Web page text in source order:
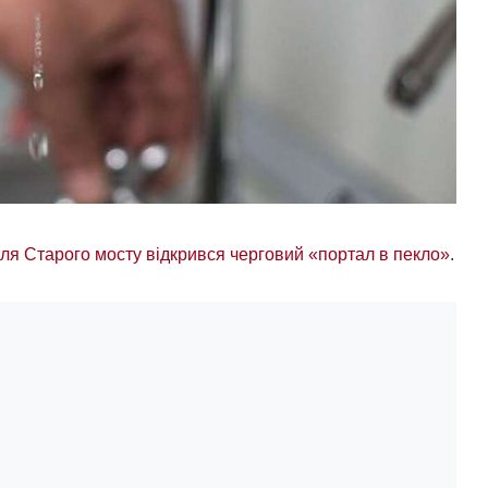
Старого мосту відкрився черговий «портал в пекло».